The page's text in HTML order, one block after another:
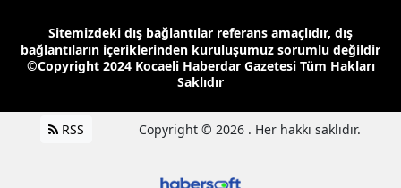
Sitemizdeki dış bağlantılar referans amaçlıdır, dış
bağlantıların içeriklerinden kuruluşumuz sorumlu değildir
©Copyright 2024 Kocaeli Haberdar Gazetesi Tüm Hakları
Saklıdır
RSS Copyright © 2026 . Her hakkı saklıdır.